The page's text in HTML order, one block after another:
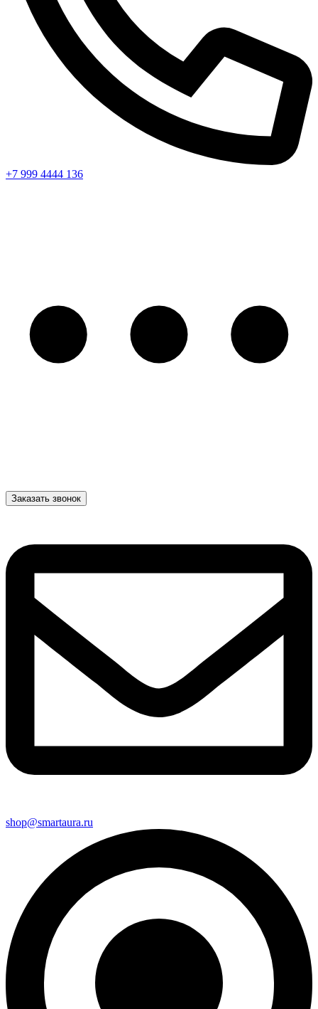
+7 999 4444 136
Заказать звонок
shop@smartaura.ru